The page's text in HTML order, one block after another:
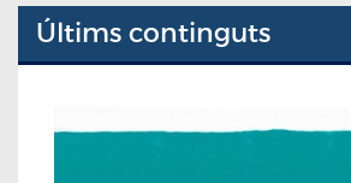
Últims continguts